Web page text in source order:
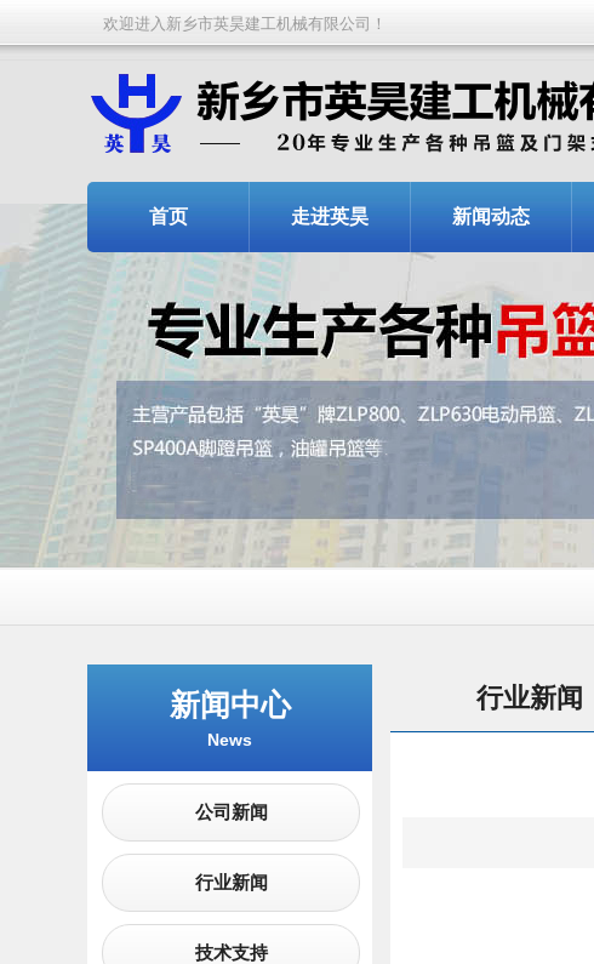
欢迎进入新乡市英昊建工机械有限公司！
首页 走进英昊 新闻动态
新闻中心
News
公司新闻
行业新闻
技术支持
行业新闻